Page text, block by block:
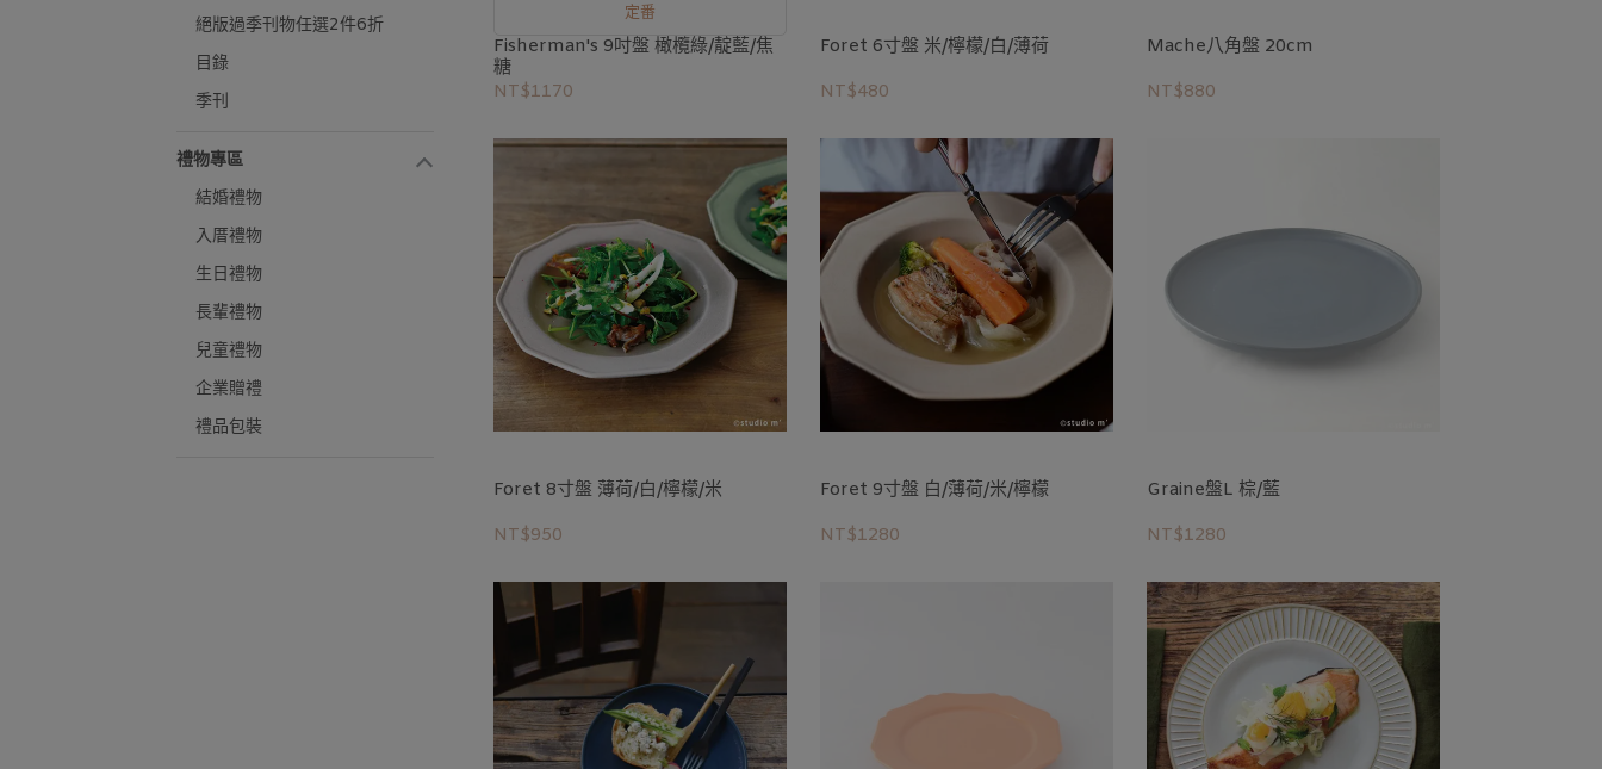
絕版過季刊物任選2件6折
目錄
季刊
禮物專區
結婚禮物
入厝禮物
生日禮物
長輩禮物
兒童禮物
企業贈禮
禮品包裝
定番
Fisherman's 9吋盤 橄欖綠/靛藍/焦
糖
NT$1170
Foret 6寸盤 米/檸檬/白/薄荷
NT$480
Mache八角盤 20cm
NT$880
Foret 8寸盤 薄荷/白/檸檬/米
NT$950
Foret 9寸盤 白/薄荷/米/檸檬
NT$1280
Graine盤L 棕/藍
NT$1280